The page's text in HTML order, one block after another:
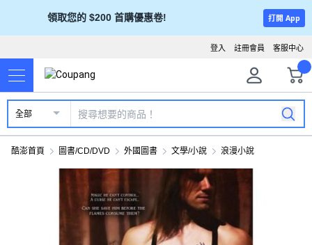
領取您的 $200 首購優惠卷! 打開 App
客服中心
註冊會員
登入
全部
酷澎首頁 圖書/CD/DVD 外國圖書 文學/小說 浪漫小說